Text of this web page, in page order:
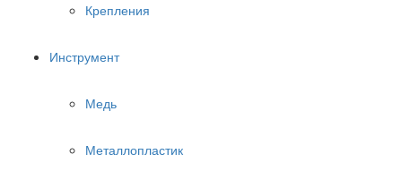
Крепления
Инструмент
Медь
Металлопластик